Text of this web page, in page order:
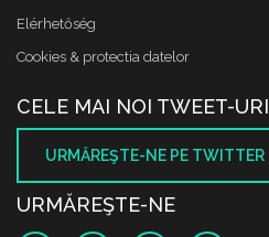
Elérhetőség
Cookies & protectia datelor
CELE MAI NOI TWEET-URI
URMĂREŞTE-NE PE TWITTER
URMĂREŞTE-NE